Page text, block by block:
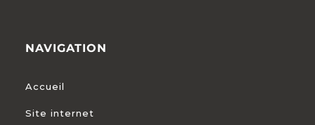
NAVIGATION
Accueil
Site internet